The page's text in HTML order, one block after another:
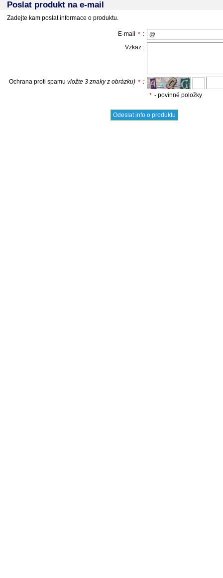
Poslat produkt na e-mail
Zadejte kam poslat informace o produktu.
E-mail * :
Vzkaz :
Ochrana proti spamu vložte 3 znaky z obrázku) * :
* - povinné položky